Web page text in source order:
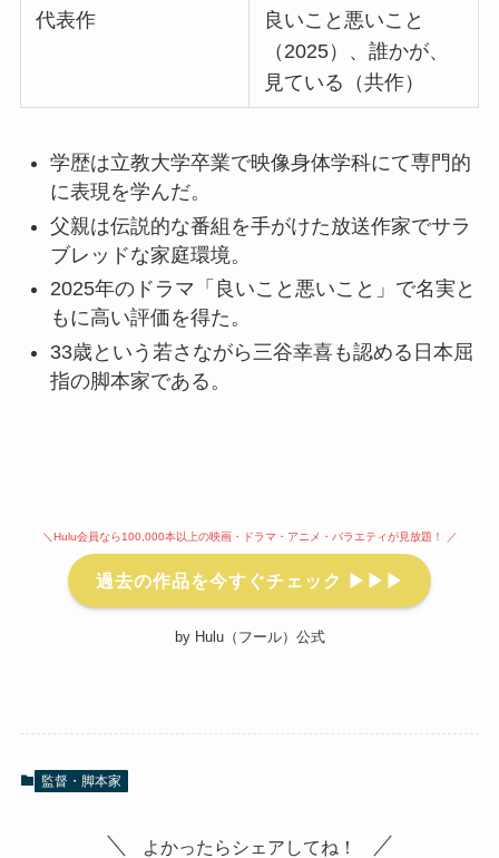
代表作
良いこと悪いこと
（2025）、誰かが、
見ている（共作）
学歴は立教大学卒業で映像身体学科にて専門的
に表現を学んだ。
父親は伝説的な番組を手がけた放送作家でサラ
ブレッドな家庭環境。
2025年のドラマ「良いこと悪いこと」で名実と
もに高い評価を得た。
33歳という若さながら三谷幸喜も認める日本屈
指の脚本家である。
＼Hulu会員なら100,000本以上の映画・ドラマ・アニメ・バラエティが見放題！ ／
過去の作品を今すぐチェック ▶▶▶
by Hulu（フール）公式
監督・脚本家
よかったらシェアしてね！